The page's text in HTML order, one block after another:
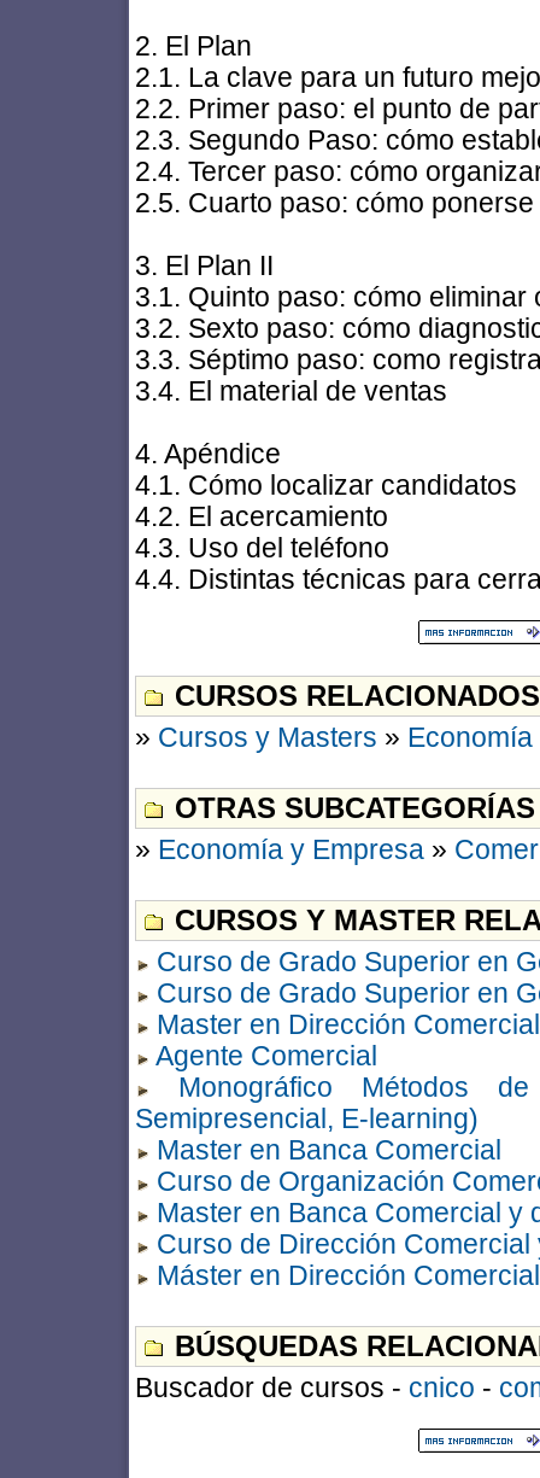
2. El Plan
2.1. La clave para un futuro
2.2. Primer paso: el punto de
2.3. Segundo Paso: cómo
2.4. Tercer paso: cómo
2.5. Cuarto paso: cómo
3. El Plan II
3.1. Quinto paso: cómo eliminar
3.2. Sexto paso: cómo
3.3. Séptimo paso: como
3.4. El material de ventas
4. Apéndice
4.1. Cómo localizar candidatos
4.2. El acercamiento
4.3. Uso del teléfono
4.4. Distintas técnicas para
CURSOS
» Cursos y Masters »
OTRAS
» Economía y Empresa »
CURSOS Y MASTER
Curso de Grado Superior en
Curso de Grado Superior en
Master en Dirección
Agente Comercial
Monográfico Métodos
Semipresencial, E-learning)
Master en Banca Comercial
Curso de Organización
Master en Banca Comercial y
Curso de Dirección
Máster en Dirección
BÚSQUEDAS
Buscador de cursos - cnico -